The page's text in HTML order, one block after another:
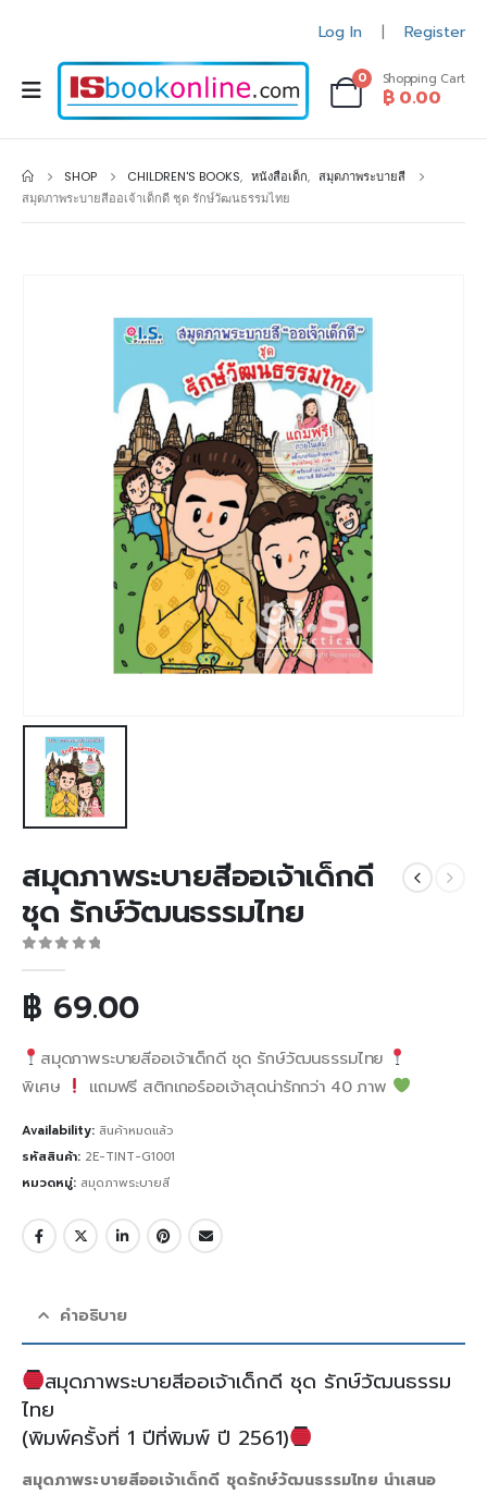
Log In | Register
0 Shopping Cart
฿0.00
SHOP CHILDREN'S BOOKS, หนังสือเด็ก, สมุดภาพระบายสี
สมุดภาพระบายสีออเจ้าเด็กดี ชุด รักษ์วัฒนธรรมไทย
สมุดภาพระบายสีออเจ้าเด็กดี
ชุด รักษ์วัฒนธรรมไทย
฿ 69.00
สมุดภาพระบายสีออเจ้าเด็กดี ชุด รักษ์วัฒนธรรมไทย
พิเศษ
แถมฟรี สติกเกอร์ออเจ้าสุดน่ารักกว่า 40 ภาพ
Availability: สินค้าหมดแล้ว
รหัสสินค้า: 2E-TINT-G1001
หมวดหมู่: สมุดภาพระบายสี
คำอธิบาย
สมุดภาพระบายสีออเจ้าเด็กดี ชุด รักษ์วัฒนธรรม
ไทย
(พิมพ์ครั้งที่ 1 ปีที่พิมพ์ ปี 2561)
สมุดภาพระบายสีออเจ้าเด็กดี ชุดรักษ์วัฒนธรรมไทย นำเสนอ